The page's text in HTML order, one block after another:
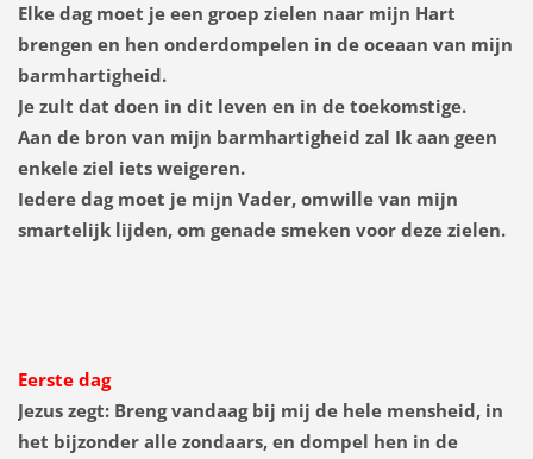
Elke dag moet je een groep zielen naar mijn Hart
brengen en hen onderdompelen in de oceaan van mijn
barmhartigheid.
Je zult dat doen in dit leven en in de toekomstige.
Aan de bron van mijn barmhartigheid zal Ik aan geen
enkele ziel iets weigeren.
Iedere dag moet je mijn Vader, omwille van mijn
smartelijk lijden, om genade smeken voor deze zielen.
Eerste dag
Jezus zegt:Breng vandaag bij mij de hele mensheid, in
het bijzonder alle zondaars, en dompel hen in de